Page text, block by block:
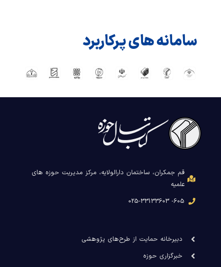
سامانه های پرکاربرد
قم جمکران، ساختمان دارالولایه، مرکز مدیریت حوزه های
علمیه
605- 025-33133603
دبیرخانه حمایت از طرح‌های پژوهشی
خبرگزاری حوزه